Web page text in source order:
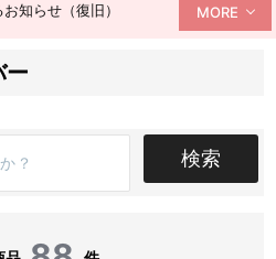
知らせ（復旧） MORE
ー
検索